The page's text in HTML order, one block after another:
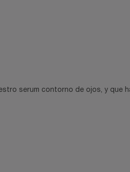
serum contorno de ojos, y que